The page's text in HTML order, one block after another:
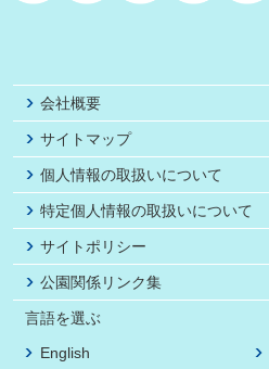
会社概要
サイトマップ
個人情報の取扱いについて
特定個人情報の取扱いについて
サイトポリシー
公園関係リンク集
言語を選ぶ
English